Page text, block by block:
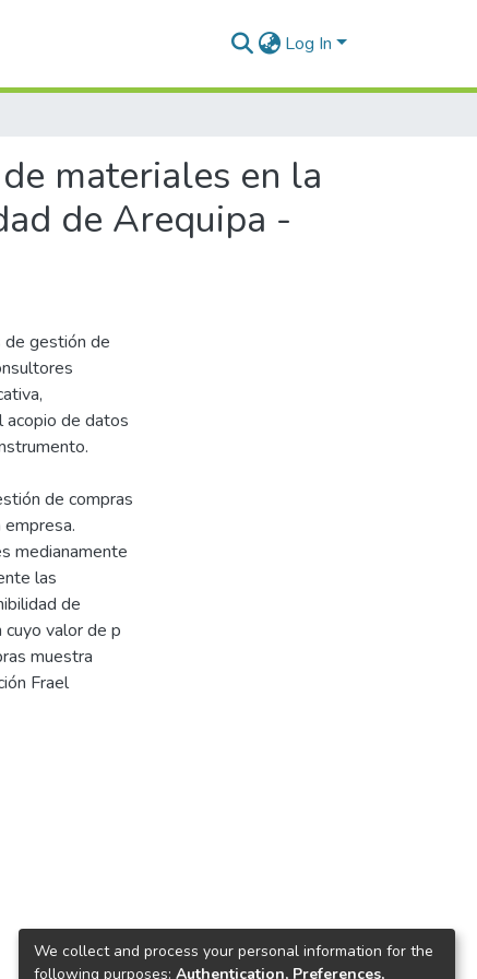
Log In
materiales en la
de Arequipa -
de gestión de
acopio de datos
de compras
medianamente
las
de
valor de p
muestra
Frael
We collect and process your personal information for the
following purposes: Authentication, Preferences,